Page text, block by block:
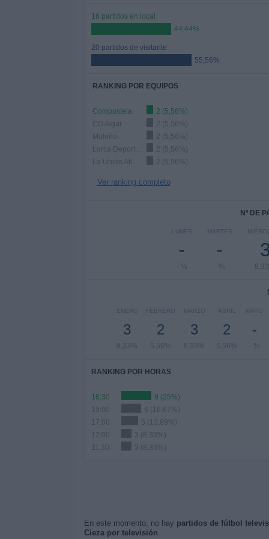
16 partidos en local
44,44%
20 partidos de visitante
55,56%
RANKING POR EQUIPOS
Compostela
2 (5,56%)
CD Algar
2 (5,56%)
Muleño
2 (5,56%)
2 (5,56%)
2 (5,56%)
Ver ranking completo
Nº DE
LUNES
-
- %
MARTES
-
- %
3
ENERO
3
8,33%
FEBRERO
2
5,56%
MARZO
3
8,33%
ABRIL
2
5,56%
MAYO
-
- %
RANKING POR HORAS
16:30
9 (25%)
19:00
6 (16,67%)
17:00
5 (13,89%)
12:00
3 (8,33%)
11:30
3 (8,33%)
En este momento, no hay partidos de fútbol
Cieza por televisión.